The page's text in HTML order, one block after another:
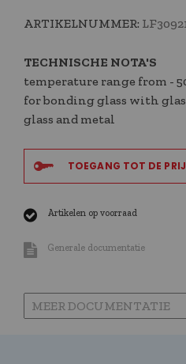
ARTIKELNUMMER:
TECHNISCHE NOTA'S
temperature range from -
for bonding glass with
glass and metal
TOEGANG TOT DE
Artikelen op voorraad
Generale documentatie